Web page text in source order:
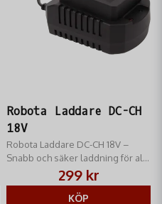
Robota Laddare DC-CH
18V
Robota Laddare DC-CH 18V –
Snabb och säker laddning för alla
Robota 18V-batterier. Intelligent
teknik för längre batteritid och
trygg användning.
299 kr
KÖP